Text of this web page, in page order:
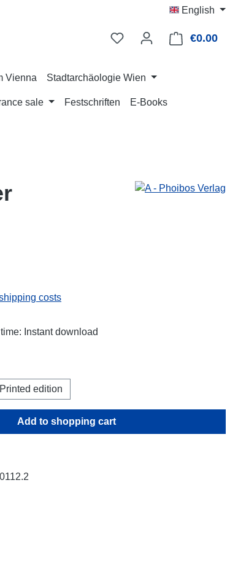
English
€0.00
Vienna Stadtarchäologie Wien
sale Festschriften E-Books
costs
Instant download
Printed edition
Add to shopping cart